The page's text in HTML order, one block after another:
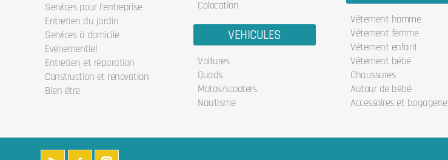
Services pour l'entreprise
Entretien du jardin
Services à domicile
Evénementiel
Entretien et réparation
Construction et rénovation
Bien être
Colocation
VEHICULES
Voitures
Quads
Motos/scooters
Nautisme
Vêtement homme
Vêtement femme
Vêtement enfant
Vêtement bébé
Chaussures
Autour de bébé
Accessoires et bagagerie